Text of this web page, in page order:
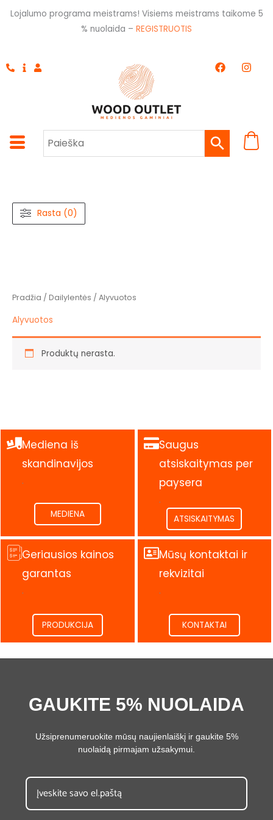
Pereiti
Lojalumo programa meistrams! Visiems meistrams taikome 5
% nuolaida – REGISTRUOTIS
F
a
k
I
n
a
m
Rasta (0)
Pradžia / Dailylentės / Alyvuotos
Alyvuotos
Produktų nerasta.
Mediena iš
skandinavijos
.
MEDIENA
Saugus
atsiskaitymas per
paysera
.
ATSISKAITYMAS
Geriausios kainos
garantas
.
PRODUKCIJA
Mūsų kontaktai ir
rekvizitai
.
KONTAKTAI
GAUKITE 5% NUOLAIDA
Užsiprenumeruokite mūsų naujienlaiškį ir gaukite 5%
nuolaidą pirmajam užsakymui.